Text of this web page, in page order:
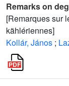
Remarks on
[Remarques sur
kählériennes]
Kollár, János ;